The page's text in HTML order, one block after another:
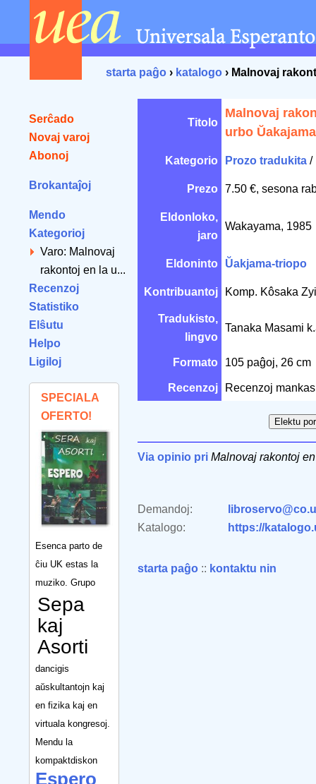
starta paĝo › katalogo › Malnovaj
Serĉado
Novaj varoj
Abonoj
Brokantaĵoj
Mendo
Kategorioj
Varo: Malnovaj
rakontoj en la u...
Recenzoj
Statistiko
Elŝutu
Helpo
Ligiloj
SPECIALA
OFERTO!
Esenca parto de
ĉiu UK estas la
muziko. Grupo
Sepa
kaj
Asorti
dancigis
aŭskultantojn kaj
en fizika kaj en
virtuala kongresoj.
Mendu la
kompaktdiskon
Espero
Titolo
Malnovaj
urbo Ŭakajama
Kategorio Prozo tradukita /
Prezo 7.50 €, sesona
Eldonloko,
jaro
Wakayama, 1985
Eldoninto Ŭakjama-triopo
Kontribuantoj Komp. Kôsaka
Tradukisto,
lingvo
Tanaka Masami
Formato 105 paĝoj, 26 cm
Recenzoj Recenzoj
Via opinio pri Malnovaj rakontoj
Demandoj:
Katalogo:
https://
starta paĝo :: kontaktu nin